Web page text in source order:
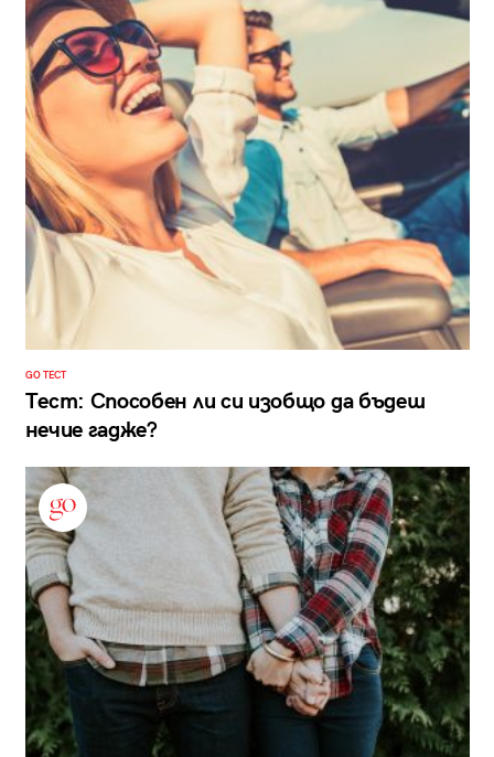
GO ТЕСТ
Тест: Способен ли си изобщо да бъдеш
нечие гадже?